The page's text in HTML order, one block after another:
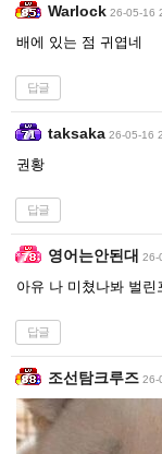
Warlock 26-05-16
배에 있는 점 귀엽네
답글
taksaka 26-05-16
권황
답글
영어는안된대 26-
아유 나 미쳤나봐 벌린
답글
조선탐크루즈 26-